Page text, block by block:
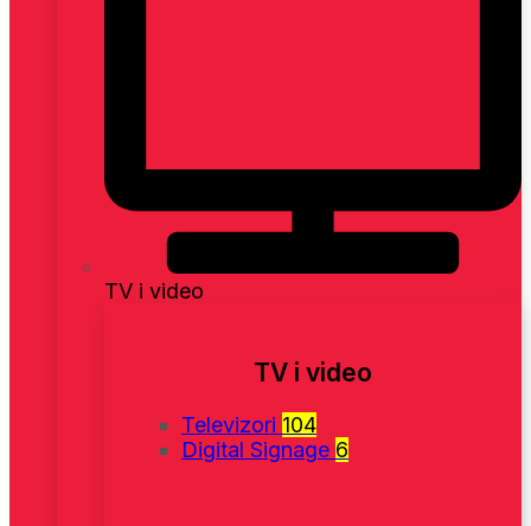
TV i video
TV i video
Televizori 104
Digital Signage 6